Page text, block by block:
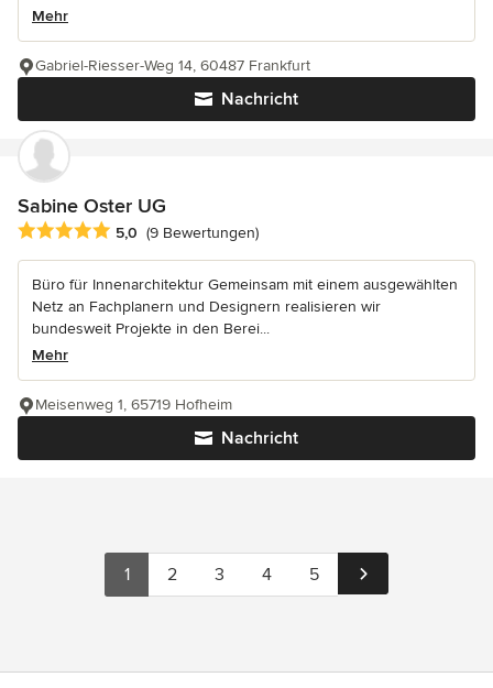
Mehr
Nachricht
Gabriel-Riesser-Weg 14, 60487 Frankfurt
Sabine Oster UG
Durchschnittliche Bewertung: 5 von 5 Sternen
5,0 (9 Bewertungen)
Büro für Innenarchitektur Gemeinsam mit einem ausgewählten
Netz an Fachplanern und Designern realisieren wir
bundesweit Projekte in den Berei...
Mehr
Nachricht
Meisenweg 1, 65719 Hofheim
1 2 3 4 5